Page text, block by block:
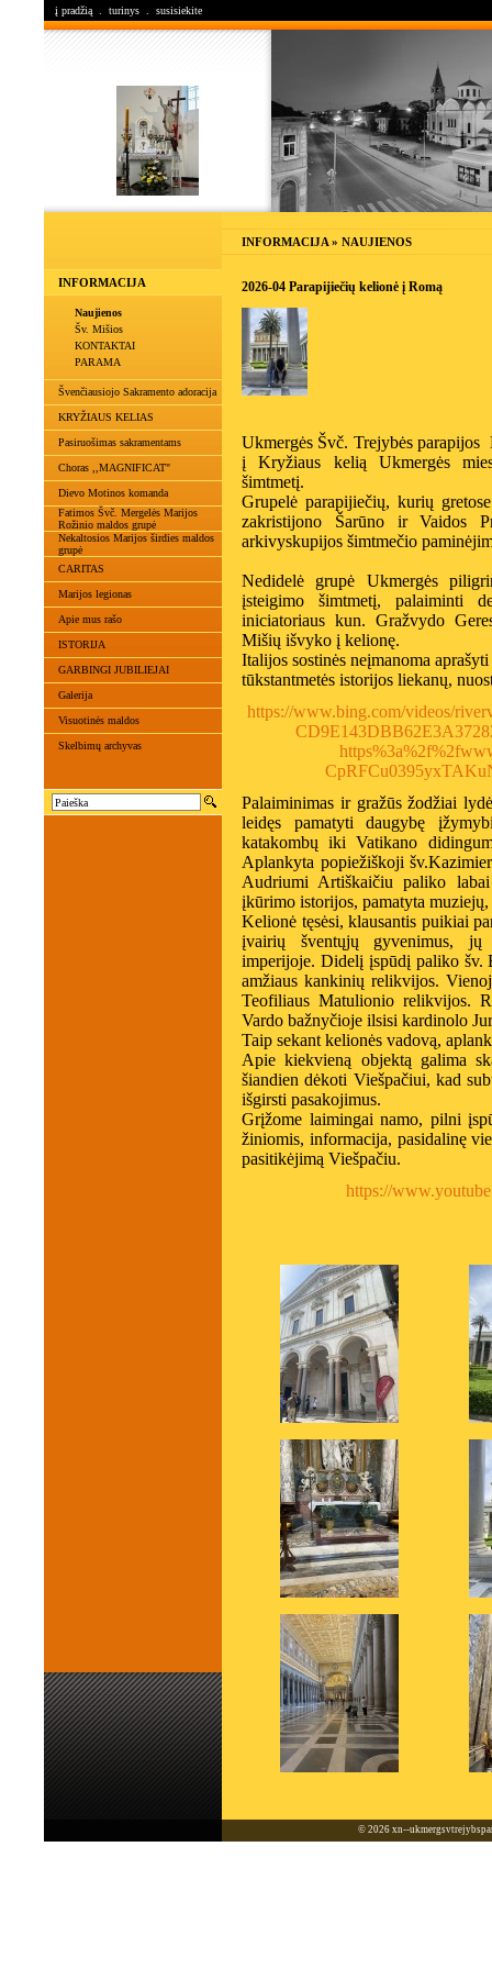
į pradžią turinys susisiekite
INFORMACIJA
Naujienos
Šv. Mišios
KONTAKTAI
PARAMA
Švenčiausiojo Sakramento adoracija
KRYŽIAUS KELIAS
Pasiruošimas sakramentams
Choras ,,MAGNIFICAT"
Dievo Motinos komanda
Fatimos Švč. Mergelės Marijos
Rožinio maldos grupė
Nekaltosios Marijos širdies maldos
grupė
CARITAS
Marijos legionas
Apie mus rašo
ISTORIJA
GARBINGI JUBILIEJAI
Galerija
Visuotinės maldos
Skelbimų archyvas
INFORMACIJA » NAUJIENOS
2026-04 Parapijiečių kelionė į Romą
Ukmergės Švč. Trejybės
į Kryžiaus kelią Ukmergės
šimtmetį.
Grupelė parapijiečių, kurių
zakristijono Šarūno ir Vaidos
arkivyskupijos šimtmečio
Nedidelė grupė Ukmergės
įsteigimo šimtmetį, palaiminti
iniciatoriaus kun. Gražvydo
Mišių išvyko į kelionę.
Italijos sostinės neįmanoma
tūkstantmetės istorijos liekanų,
https://www.bing.com/videos/
Palaiminimas ir gražūs žodžiai
leidęs pamatyti daugybę
katakombų iki Vatikano
Aplankyta popiežiškoji
Audriumi Artiškaičiu paliko
įkūrimo istorijos, pamatyta
Kelionė tęsėsi, klausantis puikiai
įvairių šventųjų gyvenimus, jų
imperijoje. Didelį įspūdį paliko
amžiaus kankinių relikvijos.
Teofiliaus Matulionio relikvijos.
Vardo bažnyčioje ilsisi kardinolo
Taip sekant kelionės vadovą,
Apie kiekvieną objektą galima
šiandien dėkoti Viešpačiui, kad
išgirsti pasakojimus.
Grįžome laimingai namo, pilni
žiniomis, informacija, pasidalinę
pasitikėjimą Viešpačiu.
https://
© 2026 xn--